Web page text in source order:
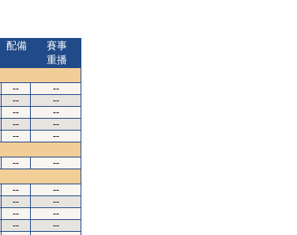
配備
賽事
重播
--
--
--
--
--
--
--
--
--
--
--
--
--
--
--
--
--
--
--
--